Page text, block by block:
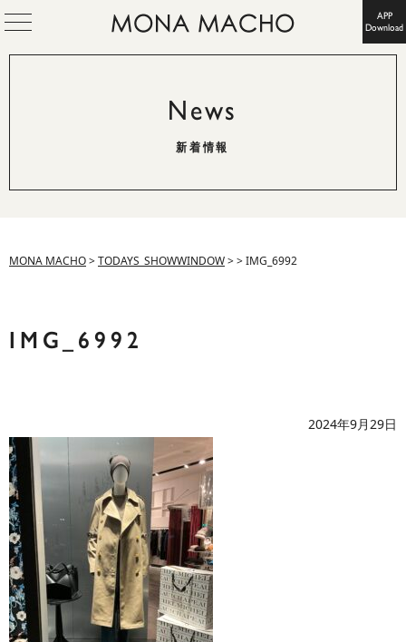
APP
Download
News
新着情報
MONA MACHO>TODAYS_SHOWWINDOW>>IMG_6992
IMG_6992
2024年9月29日